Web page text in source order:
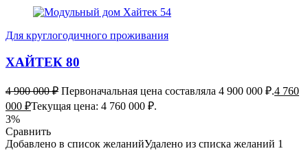
Для круглогодичного проживания
ХАЙТЕК 80
4 900 000₽ Первоначальная цена составляла 4 900 000 ₽.4 760
000 ₽Текущая цена: 4 760 000 ₽.
3%
Сравнить
Добавлено в список желанийУдалено из списка желаний 1